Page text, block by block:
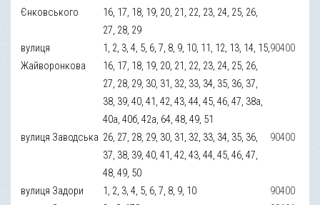
Єнковського
16, 17, 18, 19, 20, 21, 22, 23, 24, 25, 26,
27, 28, 29
вулиця
Жайворонкова
1, 2, 3, 4, 5, 6, 7, 8, 9, 10, 11, 12, 13, 14, 15,
16, 17, 18, 19, 20, 21, 22, 23, 24, 25, 26,
27, 28, 29, 30, 31, 32, 33, 34, 35, 36, 37,
38, 39, 40, 41, 42, 43, 44, 45, 46, 47, 38а,
40а, 40б, 42а, 64, 48, 49, 51
90400
вулиця Заводська 26, 27, 28, 29, 30, 31, 32, 33, 34, 35, 36,
37, 38, 39, 40, 41, 42, 43, 44, 45, 46, 47,
48, 49, 50
90400
вулиця Задори 1, 2, 3, 4, 5, 6, 7, 8, 9, 10
90400